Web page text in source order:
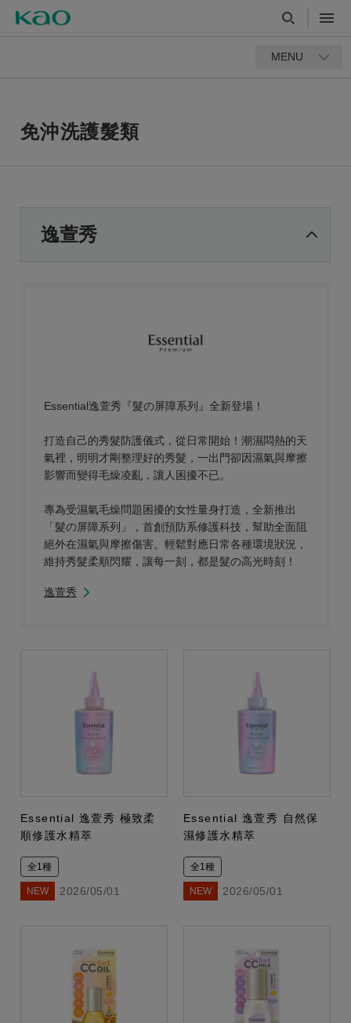
MENU
免沖洗護髮類
逸萱秀
Essential逸萱秀『髮の屏障系列』全新登場！
打造自己的秀髮防護儀式，從日常開始！潮濕悶熱的天
氣裡，明明才剛整理好的秀髮，一出門卻因濕氣與摩擦
影響而變得毛燥凌亂，讓人困擾不已。
專為受濕氣毛燥問題困擾的女性量身打造，全新推出
「髮の屏障系列」，首創預防系修護科技，幫助全面阻
絕外在濕氣與摩擦傷害。輕鬆對應日常各種環境狀況，
維持秀髮柔順閃耀，讓每一刻，都是髮の高光時刻！
逸萱秀
Essential 逸萱秀 極致柔
順修護水精萃
全1種
NEW 2026/05/01
Essential 逸萱秀 自然保
濕修護水精萃
全1種
NEW 2026/05/01